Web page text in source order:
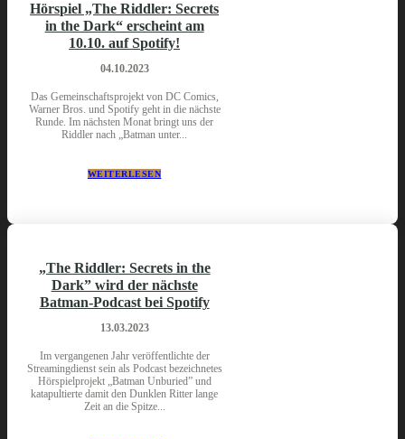
Hörspiel „The Riddler: Secrets
in the Dark“ erscheint am
10.10. auf Spotify!
04.10.2023
Das Gemeinschaftsprojekt von DC Comics,
Warner Bros. und Spotify geht in die nächste
Runde. Im nächsten Monat bringt uns der
Riddler nach „Batman unter...
WEITERLESEN
„The Riddler: Secrets in the
Dark” wird der nächste
Batman-Podcast bei Spotify
13.03.2023
Im vergangenen Jahr veröffentlichte der
Streamingdienst sein als Podcast bezeichnetes
Hörspielprojekt „Batman Unburied” und
katapultierte damit den Dunklen Ritter lange
Zeit an die Spitze...